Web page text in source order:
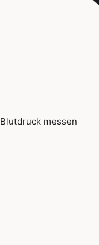
Blutdruck messen